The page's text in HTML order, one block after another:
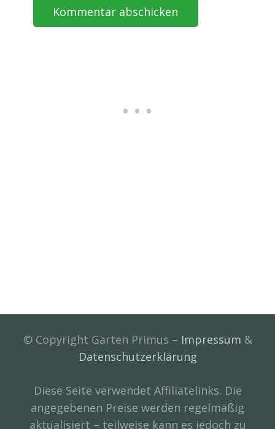
Kommentar abschicken
© Copyright Garten Primus – Impressum &
Datenschutzerklärung
Diese Seite verwendet Affiliatelinks. Die
angegebenen Preise werden regelmäßig
aktualisiert – teilweise kann es jedoch zu